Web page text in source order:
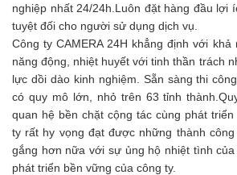
nghiệp nhất 24/24h.Luôn đặt hàng đầu lợi
tuyệt đối cho người sử dụng dịch vụ.
Công ty CAMERA 24H khẳng định với khả
năng động, nhiệt huyết với tinh thần trách
lực dồi dào kinh nghiệm. Sẵn sàng thi
có quy mô lớn, nhỏ trên 63 tỉnh
quan hệ bền chặt cộng tác cùng phát
ty rất hy vọng đạt được những thành
gắng hơn nữa với sự ủng hộ nhiệt tình
phát triển bền vững của công ty.